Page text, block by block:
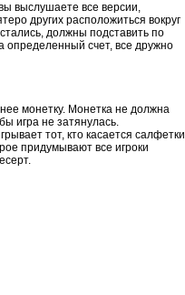
выслушаете все версии,
других расположиться вокруг
должны подставить по
определенный счет, все дружно
монетку. Монетка не должна
игра не затянулась.
тот, кто касается салфетки
придумывают все игроки